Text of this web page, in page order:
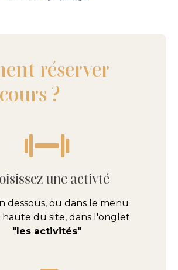
réserver
?
une activté
dessous, ou dans le menu
du site, dans l'onglet
"les activités"